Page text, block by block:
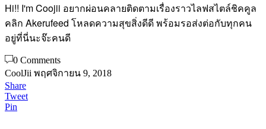
Hi!! I'm Coojii อยากผ่อนคลายติดตามเรื่องราวไลฟสไตล์ชิคคูล
คลิก Akerufeed โหลดความสุขสิ่งดีดี พร้อมรอส่งต่อกับทุกคน
อยู่ที่นี่นะจ๊ะคนดี
0 Comments
CoolJii พฤศจิกายน 9, 2018
Share
Tweet
Pin